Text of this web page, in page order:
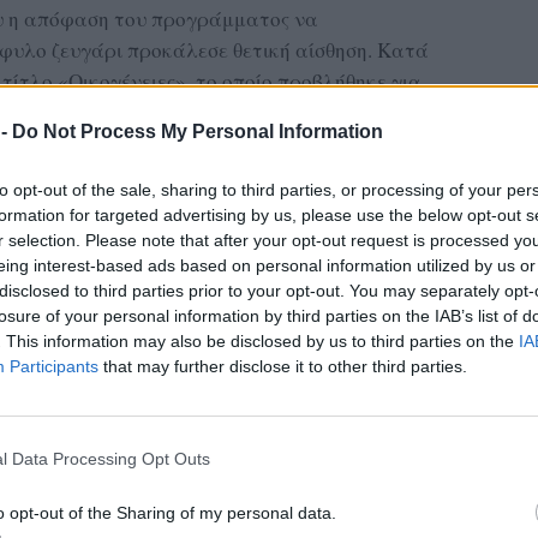
Do Not Process My Personal Information
opt-out of the sale, sharing to third parties, or processing of your
for targeted advertising by us, please use the below opt-out
selection. Please note that after your opt-out request is processed
interest-based ads based on personal information utilized by us
to third parties prior to your opt-out. You may separately
of your personal information by third parties on the IAB’s list of
This information may also be disclosed by us to third parties on the
Participants that may further disclose it to other third parties.
Data Processing Opt Outs
opt-out of the Sharing of my personal data.
η απόφαση του προγράμματος να
ζευγάρι προκάλεσε θετική αίσθηση. Κατά
«Οικογένειες», το οποίο προβλήθηκε για
Channel 5 στο Ηνωμένο Βασίλειο, όπου
ομώνυμος χαρακτήρας συστήθηκε στις
οικογένειάς της, η Πένι εξήγησε: «Ζω με τη
Η μία μαμά είναι γιατρός και η άλλη μαμά
στα αποτελέσματα αναζήτησης